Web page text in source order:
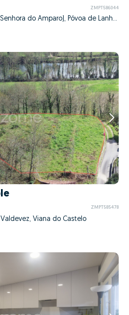
ZMPT586044
Póvoa de Lanhoso (Nossa Senhora do Amparo), Póvoa de Lanhoso, Braga
ZMPT585478
Viana do Castelo